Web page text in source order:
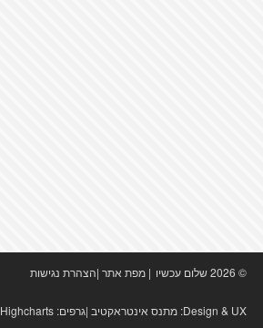
© 2026 שלום עכשיו | מפת אתר|הצהרת נגישות
Design & UX: מתנס אינטראקטיב|גרפים: Highcharts